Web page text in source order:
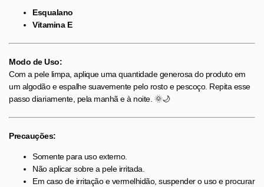
Esqualano
Vitamina E
Modo de Uso:
Com a pele limpa, aplique uma quantidade generosa do produto em
um algodão e espalhe suavemente pelo rosto e pescoço. Repita esse
passo diariamente, pela manhã e à noite. 🌞🌙
Precauções:
Somente para uso externo.
Não aplicar sobre a pele irritada.
Em caso de irritação e vermelhidão, suspender o uso e procurar